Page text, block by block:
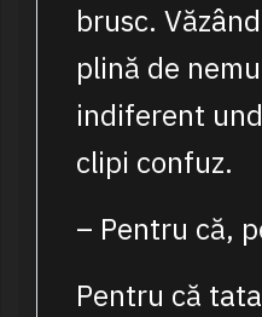
brusc.
plină de
indiferent
clipi confuz.
– Pentru că,
Pentru că